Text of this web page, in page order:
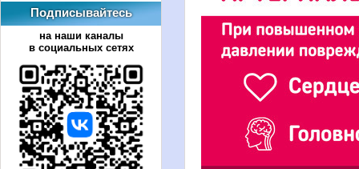
Подписывайтесь
на наши каналы
в социальных сетях